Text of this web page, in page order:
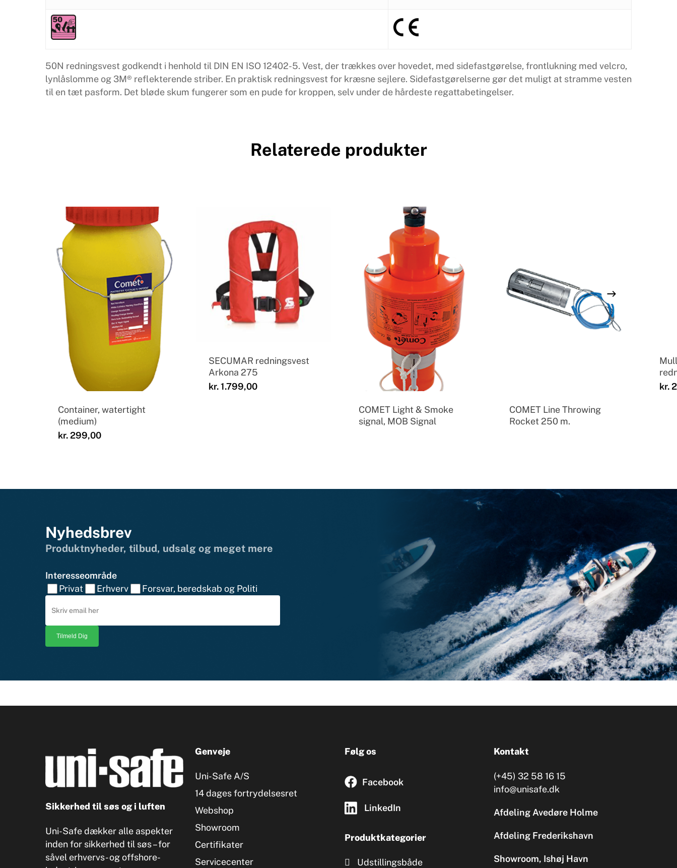
50N redningsvest godkendt i henhold til DIN EN ISO 12402-5. Vest, der trækkes over hovedet, med sidefastgørelse, frontlukning med velcro,
lynlåslomme og 3M® reflekterende striber. En praktisk redningsvest for kræsne sejlere. Sidefastgørelserne gør det muligt at stramme vesten
til en tæt pasform. Det bløde skum fungerer som en pude for kroppen, selv under de hårdeste regattabetingelser.
Relaterede produkter
Container, watertight
(medium)
kr.299,00
SECUMAR redningsvest
Arkona 275
kr.1.799,00
COMET Light & Smoke
signal, MOB Signal
COMET Line Throwing
Rocket 250 m.
kr.
Nyhedsbrev
Produktnyheder, tilbud, udsalg og meget mere
Interesseområde
Privat
Erhverv Forsvar, beredskab og Politi
Sikkerhed til søs og i luften
Uni-Safe dækker alle aspekter
inden for sikkerhed til søs – for
såvel erhvervs- og offshore-
Genveje
Uni-Safe A/S
14 dages fortrydelsesret
Webshop
Showroom
Certifikater
Servicecenter
Følg os
Facebook
LinkedIn
Produktkategorier
Udstillingsbåde
Kontakt
(+45) 32 58 16 15
info@unisafe.dk
Afdeling Avedøre Holme
Afdeling Frederikshavn
Showroom, Ishøj Havn